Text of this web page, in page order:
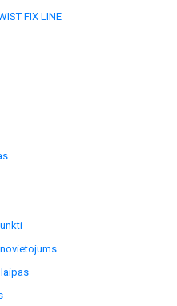
FIX LINE